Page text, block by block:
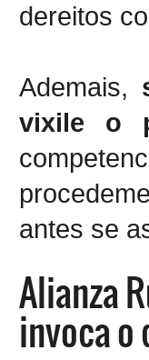
dereitos
Ademais,
vixile o
antes se
Alianza
invoca o